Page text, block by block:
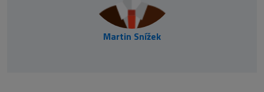
Martin Snížek